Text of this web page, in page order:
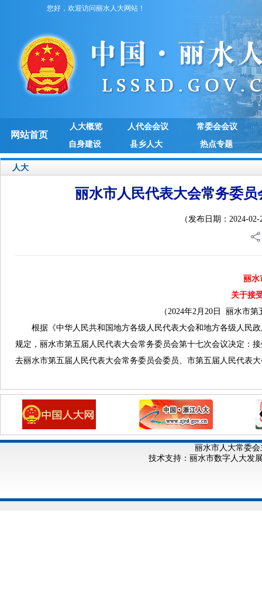
您好，欢迎访问丽水人大网站！
网站首页
人大概览 人代会会议
常委会会议
自身建设
县乡人大 热点专题
人大
丽水市人民代表大会常务委
（发布日期：2024-
丽水
关于接
（2024年2月20日 丽水市
根据《中华人民共和国地方各级人民代表大会和地方各级人民
规定，丽水市第五届人民代表大会常务委员会第十七次会议决定：
去丽水市第五届人民代表大会常务委员会委员、市第五届人民代表
丽水市人大常委会
技术支持：丽水市数字人大发